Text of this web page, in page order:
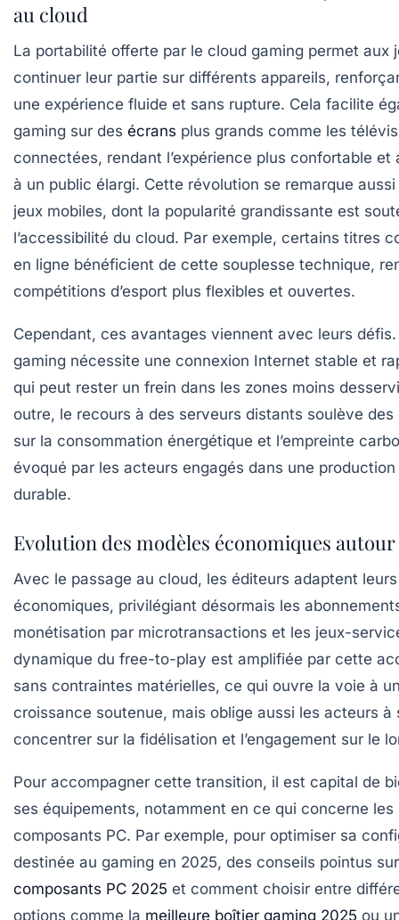
au cloud
La portabilité offerte par le cloud gaming permet aux
continuer leur partie sur différents appareils,
une expérience fluide et sans rupture. Cela facilite
gaming sur des écrans plus grands comme les
connectées, rendant l’expérience plus confortable et
à un public élargi. Cette révolution se remarque
jeux mobiles, dont la popularité grandissante est
l’accessibilité du cloud. Par exemple, certains titres
en ligne bénéficient de cette souplesse technique,
compétitions d’esport plus flexibles et ouvertes.
Cependant, ces avantages viennent avec leurs
gaming nécessite une connexion Internet stable et
qui peut rester un frein dans les zones moins
outre, le recours à des serveurs distants soulève des
sur la consommation énergétique et l’empreinte
évoqué par les acteurs engagés dans une production
durable.
Evolution des modèles économiques
Avec le passage au cloud, les éditeurs adaptent
économiques, privilégiant désormais les
monétisation par microtransactions et les jeux-
dynamique du free-to-play est amplifiée par cette
sans contraintes matérielles, ce qui ouvre la voie à
croissance soutenue, mais oblige aussi les acteurs à
concentrer sur la fidélisation et l’engagement sur le
Pour accompagner cette transition, il est capital de
ses équipements, notamment en ce qui concerne les
composants PC. Par exemple, pour optimiser sa
destinée au gaming en 2025, des conseils pointus
composants PC 2025 et comment choisir entre
options comme la meilleure boîtier gaming 2025 ou